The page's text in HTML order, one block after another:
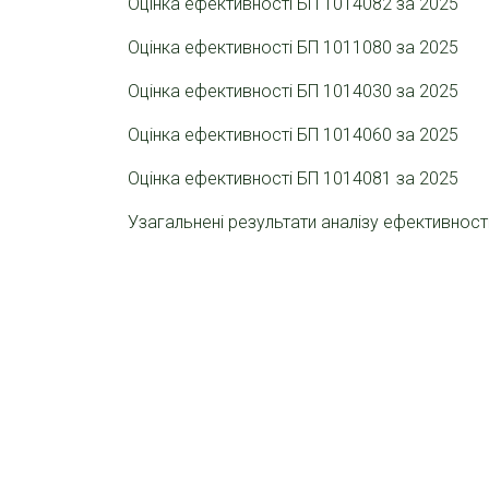
Оцінка ефективності БП 1011080 за 2025
Оцінка ефективності БП 1014030 за 2025
Оцінка ефективності БП 1014060 за 2025
Оцінка ефективності БП 1014081 за 2025
Узагальнені результати аналізу